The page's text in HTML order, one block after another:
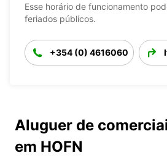
Esse horário de funcionamento
feriados públicos.
+354 (0) 4616060
Aluguer de
em HOFN